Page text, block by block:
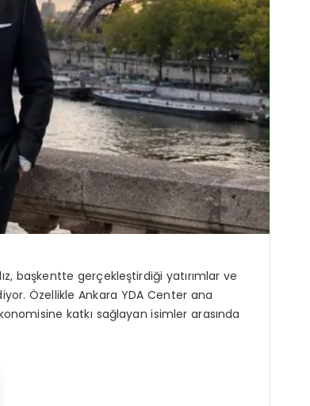
başkentte gerçekleştirdiği yatırımlar ve
Özellikle Ankara YDA Center ana
katkı sağlayan isimler arasında